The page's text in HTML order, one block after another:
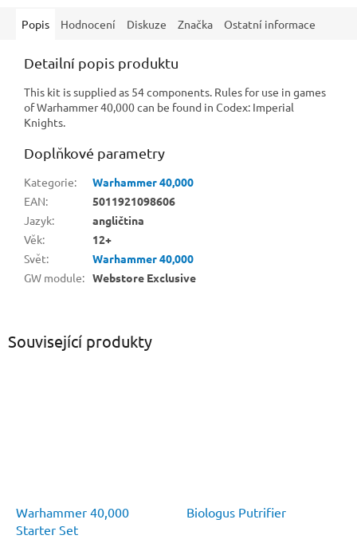
Související produkty
Warhammer 40,000
Starter Set
Biologus Putrifier
Popis Hodnocení Diskuze Značka Ostatní informace
Detailní popis produktu
This kit is supplied as 54 components. Rules for use in games
of Warhammer 40,000 can be found in Codex: Imperial
Knights.
Doplňkové parametry
Kategorie:
Warhammer 40,000
EAN:
5011921098606
Jazyk:
angličtina
Věk:
12+
Svět:
Warhammer 40,000
GW module: Webstore Exclusive